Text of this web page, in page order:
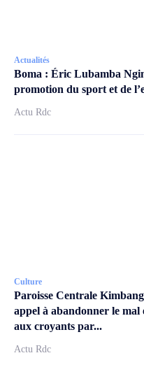
Actualités
Boma : Éric Lubamba
promotion du sport et de
Actu Rdc
Culture
Paroisse Centrale
appel à abandonner le mal
aux croyants par...
Actu Rdc